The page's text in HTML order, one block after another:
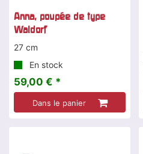
Anna, poupée de type
Waldorf
27 cm
En stock
59,00 € *
Dans le panier